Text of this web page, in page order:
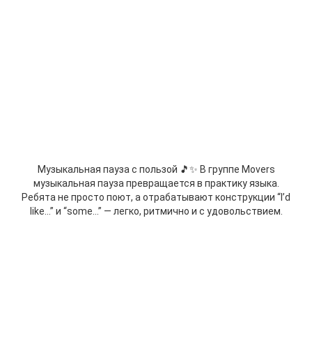
Музыкальная пауза с пользой 🎵✨ В группе Movers
музыкальная пауза превращается в практику языка.
Ребята не просто поют, а отрабатывают конструкции “I’d
like…” и “some…” — легко, ритмично и с удовольствием.